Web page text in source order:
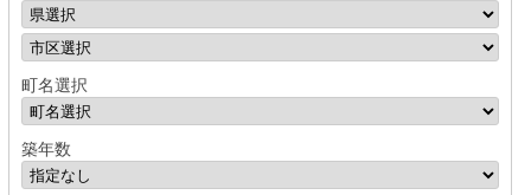
町名選択
築年数